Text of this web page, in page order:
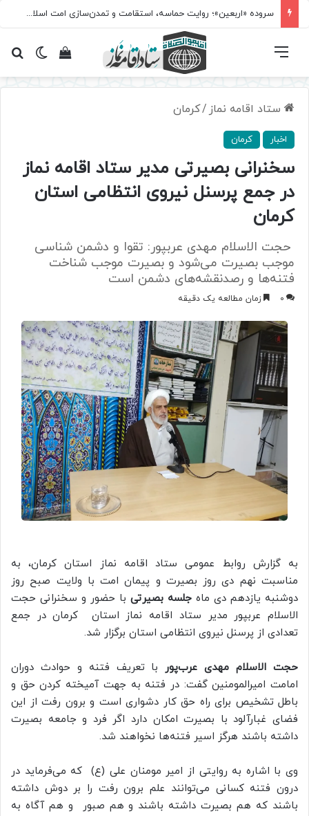
سروده‌ «اربعین»؛ روایت حماسه، استقامت و تمدن‌سازی امت اسلامی
تغییرمشاهده فهرست
ستاد اقامه نماز /کرمان
اخبار کرمان
سخنرانی بصیرتی مدیر ستاد اقامه نماز
در جمع پرسنل نیروی انتظامی استان
کرمان
حجت الاسلام مهدی عربپور: تقوا و دشمن شناسی
موجب بصیرت می‌شود و بصیرت موجب شناخت
فتنه‌ها و رصدنقشه‌های دشمن است
0 زمان مطالعه یک دقیقه
به گزارش روابط عمومی ستاد اقامه نماز استان کرمان، به
مناسبت نهم دی روز بصیرت و پیمان امت با ولایت صبح روز
دوشنبه یازدهم دی ماه جلسه بصیرتی با حضور و سخنرانی حجت
الاسلام عربپور مدیر ستاد اقامه نماز استان کرمان در جمع
تعدادی از پرسنل نیروی انتظامی استان برگزار شد.
حجت الاسلام مهدی عرب‌پور
با تعریف فتنه و حوادث دوران
امامت امیرالمومنین گفت: در فتنه به جهت آمیخته کردن حق و
باطل تشخیص برای راه حق کار دشواری است و برون رفت از این
فضای غبارآلود با بصیرت امکان دارد اگر فرد و جامعه بصیرت
داشته باشند هرگز اسیر فتنه‌ها نخواهند شد.
وی با اشاره به روایتی از امیر مومنان علی (ع) که می‌فرماید در
درون فتنه کسانی می‌توانند علم برون رفت را بر دوش داشته
باشند که هم بصیرت داشته باشند و هم صبور و هم آگاه به